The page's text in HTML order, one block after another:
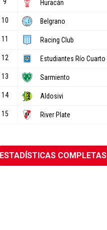
ESTADÍSTICAS COMPLETAS